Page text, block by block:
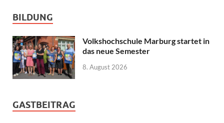
BILDUNG
Volkshochschule Marburg startet in
das neue Semester
8. August 2026
GASTBEITRAG